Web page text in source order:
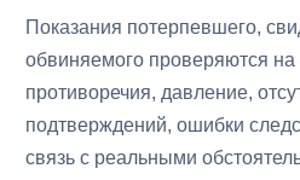
Показания потерпевшего,
обвиняемого проверяются на
противоречия, давление,
подтверждений, ошибки
связь с реальными